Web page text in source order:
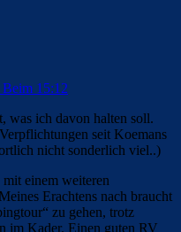
15:12
was ich davon halten soll.
seit Koemans
nicht sonderlich viel..)
einem weiteren
Erachtens nach braucht
zu gehen, trotz
im Kader. Einen guten RV